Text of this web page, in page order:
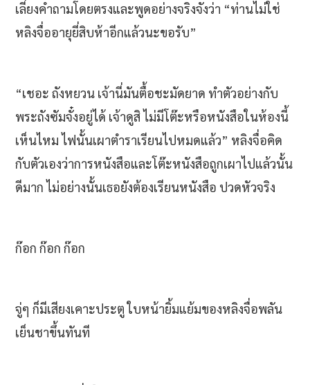
เลี่ยงคำถามโดยตรงและพูดอย่างจริงจังว่า “ท่านไม่ใช่
หลิงจื่ออายุยี่สิบห้าอีกแล้วนะขอรับ”
“เชอะ ถังหยวน เจ้านี่มันตื้อชะมัดยาด ทำตัวอย่างกับ
พระถังซัมจั๋งอยู่ได้ เจ้าดูสิ ไม่มีโต๊ะหรือหนังสือในห้องนี้
เห็นไหม ไฟนั้นเผาตำราเรียนไปหมดแล้ว” หลิงจื่อคิด
กับตัวเองว่าการหนังสือและโต๊ะหนังสือถูกเผาไปแล้วนั้น
ดีมาก ไม่อย่างนั้นเธอยังต้องเรียนหนังสือ ปวดหัวจริง
ก๊อก ก๊อก ก๊อก
จู่ๆ ก็มีเสียงเคาะประตู ใบหน้ายิ้มแย้มของหลิงจื่อพลัน
เย็นชาขึ้นทันที